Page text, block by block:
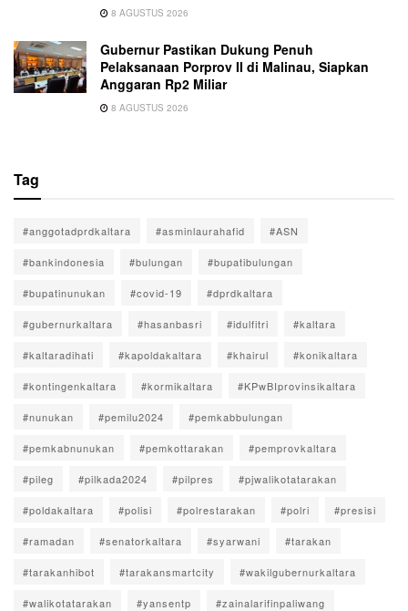
8 AGUSTUS 2026
Gubernur Pastikan Dukung Penuh
Pelaksanaan Porprov II di Malinau, Siapkan
Anggaran Rp2 Miliar
8 AGUSTUS 2026
Tag
#anggotadprdkaltara #asminlaurahafid #ASN
#bankindonesia #bulungan #bupatibulungan
#bupatinunukan #covid-19 #dprdkaltara
#gubernurkaltara #hasanbasri #idulfitri #kaltara
#kaltaradihati #kapoldakaltara #khairul #konikaltara
#kontingenkaltara #kormikaltara #KPwBIprovinsikaltara
#nunukan #pemilu2024 #pemkabbulungan
#pemkabnunukan #pemkottarakan #pemprovkaltara
#pileg #pilkada2024 #pilpres #pjwalikotatarakan
#poldakaltara #polisi #polrestarakan #polri #presisi
#ramadan #senatorkaltara #syarwani #tarakan
#tarakanhibot #tarakansmartcity #wakilgubernurkaltara
#walikotatarakan #yansentp #zainalarifinpaliwang